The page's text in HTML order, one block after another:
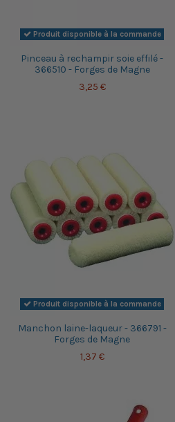
Produit disponible à la commande
Pinceau à rechampir soie effilé -
366510 - Forges de Magne
3,25 €
Produit disponible à la commande
Manchon laine-laqueur - 366791 -
Forges de Magne
1,37 €